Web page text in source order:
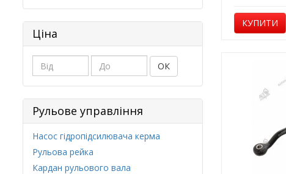
Ціна
ОК
Рульове управління
Насос гідропідсилювача керма
Рульова рейка
Кардан рульового вала
КУПИТИ